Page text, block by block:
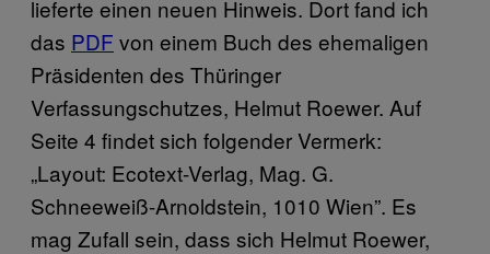
lieferte einen neuen Hinweis. Dort fand ich
das PDF von einem Buch des ehemaligen
Präsidenten des Thüringer
Verfassungschutzes, Helmut Roewer. Auf
Seite 4 findet sich folgender Vermerk:
„Layout: Ecotext-Verlag, Mag. G.
Schneeweiß-Arnoldstein, 1010 Wien”. Es
mag Zufall sein, dass sich Helmut Roewer,